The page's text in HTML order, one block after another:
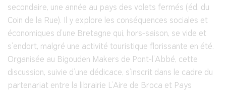
secondaire, une année au pays des volets fermés (éd. du
Coin de la Rue). Il y explore les conséquences sociales et
économiques d'une Bretagne qui, hors-saison, se vide et
s'endort, malgré une activité touristique florissante en été.
Organisée au Bigouden Makers de Pont-l’Abbé, cette
discussion, suivie d’une dédicace, s'inscrit dans le cadre du
partenariat entre la librairie L’Aire de Broca et Pays